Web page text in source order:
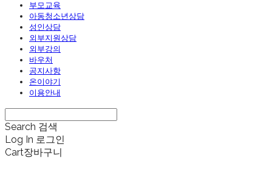
부모교육
아동청소년상담
성인상담
외부지원상담
외부강의
바우처
공지사항
온이야기
이용안내
Search 검색
Log In 로그인
Cart장바구니